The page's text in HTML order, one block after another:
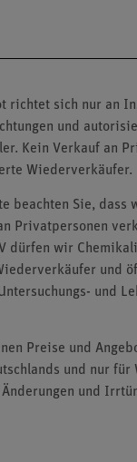
richtet sich nur an
und
Kein Verkauf an
Wiederverkäufer.
beachten Sie, dass
Privatpersonen
dürfen wir
und
und
Preise und
und nur für
Änderungen und